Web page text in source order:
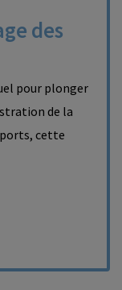
des
pour plonger
de la
cette